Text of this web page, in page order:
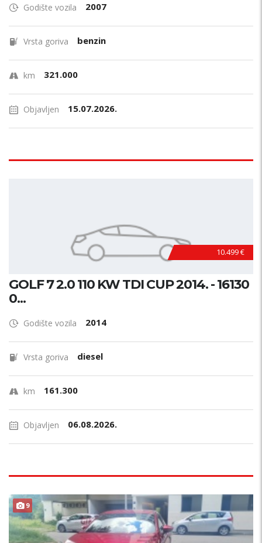
Godište vozila 2007
Vrsta goriva benzin
km 321.000
Objavljen 15.07.2026.
10.499 €
GOLF 7 2.0 110 KW TDI CUP 2014. - 16130
0...
Godište vozila 2014
Vrsta goriva diesel
km 161.300
Objavljen 06.08.2026.
9